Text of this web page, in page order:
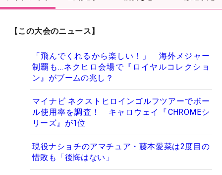
【この大会のニュース】
「飛んでくれるから楽しい！」 海外メジャー
制覇も…ネクヒロ会場で『ロイヤルコレクショ
ン』がブームの兆し？
マイナビ ネクストヒロインゴルフツアーでボー
ル使用率を調査！ キャロウェイ『CHROMEシ
リーズ』が1位
現役ナショチのアマチュア・藤本愛菜は2度目の
惜敗も「後悔はない」